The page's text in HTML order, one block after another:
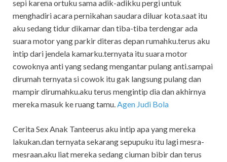
sepi karena ortuku sama adik-adikku pergi untuk
menghadiri acara pernikahan saudara diluar kota.saat itu
aku sedang tidur dikamar dan tiba-tiba terdengar ada
suara motor yang parkir diteras depan rumahku.terus aku
intip dari jendela kamarku.ternyata itu suara motor
cowoknya anti yang sedang mengantar pulang anti.sampai
dirumah ternyata si cowok itu gak langsung pulang dan
mampir dirumahku.aku terus mengintip dia dan akhirnya
mereka masuk ke ruang tamu.Agen Judi Bola
Cerita Sex Anak Tanteerus aku intip apa yang mereka
lakukan.dan ternyata sekarang sepupuku itu lagi mesra-
mesraan.aku liat mereka sedang ciuman bibir dan terus